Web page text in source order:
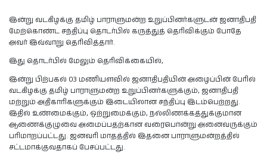
இன்று வடகிழக்கு தமிழ் பாராளுமன்ற உறுப்பினர்களுடன் ஜனாதிபதி
மேற்கொண்ட சந்திப்பு தொடர்பில் கருத்துத் தெரிவிக்கும் போதே
அவர் இவ்வாறு தெரிவித்தார்.
இது தொடர்பில் மேலும் தெரிவிக்கையில்,
இன்று பிற்பகல் 03 மணியளவில் ஜனாதிபதியின் அழைப்பின் பேரில்
வடகிழக்கு தமிழ் பாராளுமன்ற உறுப்பினர்களுக்கும், ஜனாதிபதி
மற்றும் அதிகாரிகளுக்கும் இடையிலான சந்திப்பு இடம்பெற்றது.
இதில் உண்மைக்கும், ஒற்றுமைக்கும், நல்லிணக்கத்துக்குமான
ஆணைக்குழுவை அமைப்பதற்கான வரைபொன்று அனைவருக்கும்
பரிமாறப்பட்டது. ஜனவரி மாதத்தில் இதனை பாராளுமன்றத்தில்
சட்டமாக்குவதாகப் பேசப்பட்டது.